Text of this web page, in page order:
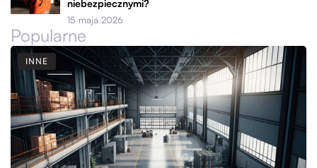
niebezpiecznymi?
15 maja 2026
Popularne
INNE